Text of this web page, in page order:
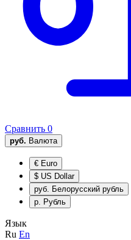
Сравнить 0
руб. Валюта
€ Euro
$ US Dollar
руб. Белорусский рубль
р. Рубль
Язык
Ru En